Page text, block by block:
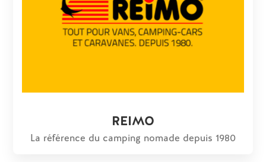
REIMO
La référence du camping nomade depuis 1980